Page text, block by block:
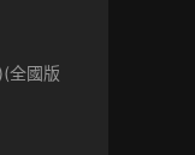
全國版